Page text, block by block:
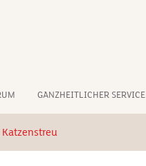
GANZHEITLICHER SERVICE
Katzenstreu